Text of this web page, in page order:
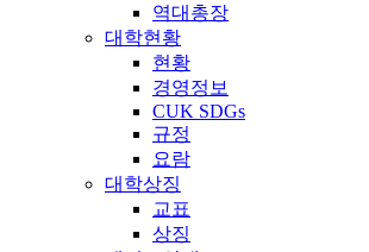
역대총장
대학현황
현황
경영정보
CUK SDGs
규정
요람
대학상징
교표
상징